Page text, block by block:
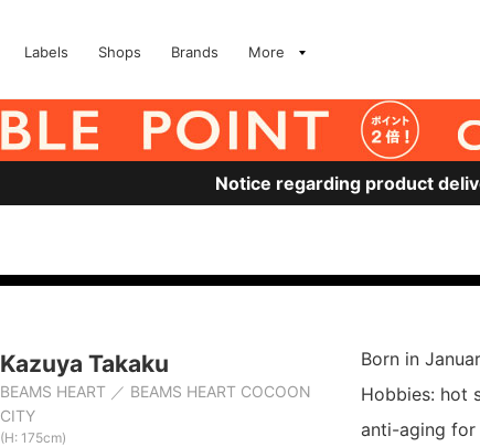
Labels Shops Brands More
Notice regarding product
Kazuya Takaku
BEAMS HEART
BEAMS HEART COCOON
CITY
(H: 175cm)
Born in
Hobbies: hot
anti-aging